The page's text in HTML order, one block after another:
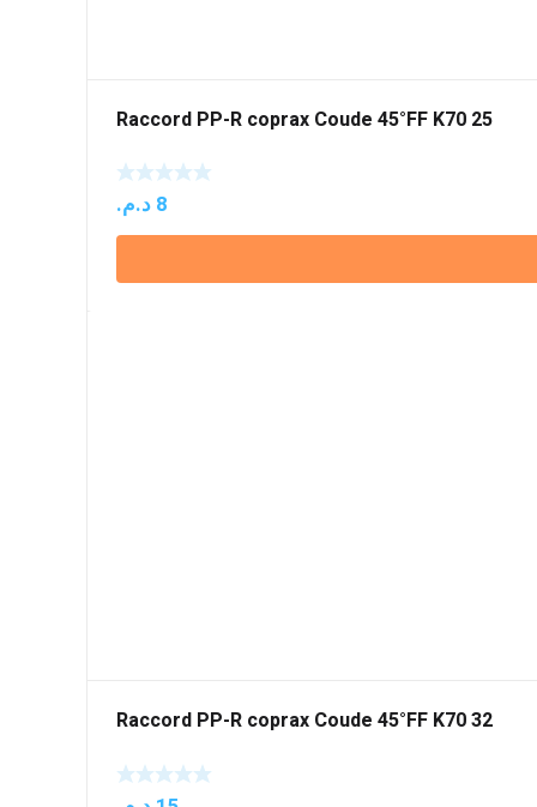
Raccord PP-R coprax Coude 45°FF K70 25
8 د.م.
Raccord PP-R coprax Coude 45°FF K70 32